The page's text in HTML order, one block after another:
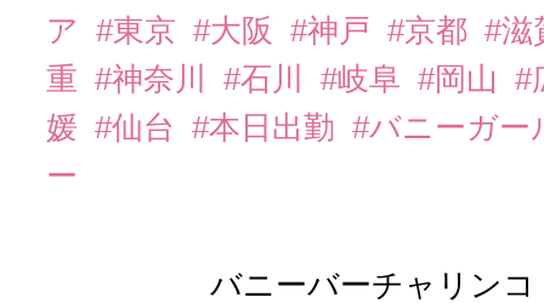
ア
#東京 #大阪 #神戸 #京都 #
重 #神奈川 #石川 #岐阜 #岡山
#
媛 #仙台 #本日出勤 #バニーガ
ー
バニーバーチャリンコ